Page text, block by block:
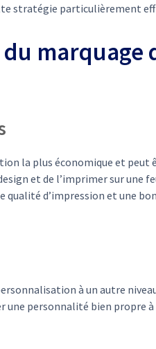
stratégie particulièrement
marquage
la plus économique et peut
et de l’imprimer sur une
qualité d’impression et une
à un autre
une personnalité bien propre à